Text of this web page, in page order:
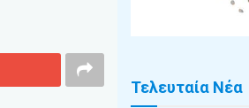
Τελευταία Νέα